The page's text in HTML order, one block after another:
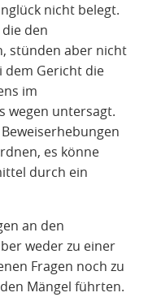
nicht belegt.
den
stünden aber nicht
dem Gericht die
im
wegen untersagt.
es könne
durch ein
an den
weder zu einer
Fragen noch zu
Mängel führten.